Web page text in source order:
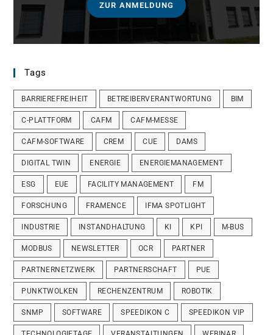
ZUR ANMELDUNG
Tags
BARRIEREFREIHEIT BETREIBERVERANTWORTUNG BIM
C-PLATTFORM CAFM CAFM-MESSE
CAFM-SOFTWARE CREM CUE DAMS
DIGITAL TWIN ENERGIE ENERGIEMANAGEMENT
ESG EUE FACILITY MANAGEMENT FM
FORSCHUNG FRAMENCE IFMA SPOTLIGHT
INDUSTRIE INSTANDHALTUNG KI KPI M-BUS
MODBUS NEWSLETTER OCR PARTNER
PARTNERNETZWERK PARTNERSCHAFT PUE
PUNKTWOLKEN RECHENZENTRUM ROBOTIK
SNMP SOFTWARE SPEEDIKON C SPEEDIKON VIP